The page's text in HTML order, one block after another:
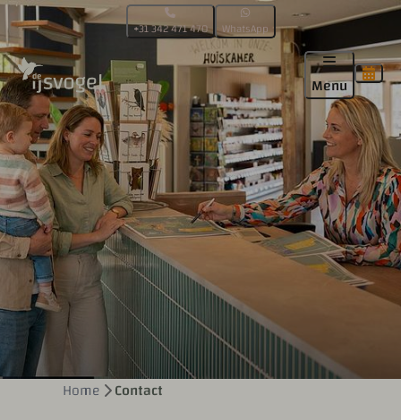
+31 342 471 470 WhatsApp
Menu
Home Contact